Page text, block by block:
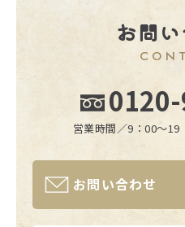
お問
営業時間／9：00〜19
お問い合わせ